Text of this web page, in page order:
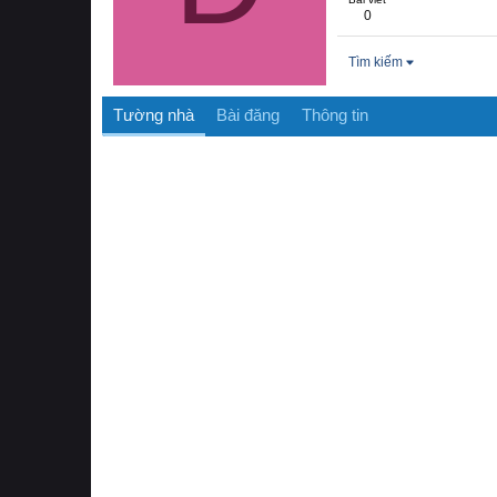
0
Tìm kiếm
Tường nhà Bài đăng Thông tin